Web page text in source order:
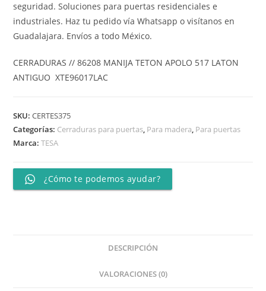
seguridad. Soluciones para puertas residenciales e
industriales. Haz tu pedido vía Whatsapp o visítanos en
Guadalajara. Envíos a todo México.
CERRADURAS // 86208 MANIJA TETON APOLO 517 LATON
ANTIGUO XTE96017LAC
SKU:CERTES375
Categorías: Cerraduras para puertas, Para madera, Para puertas
Marca:TESA
¿Cómo te podemos ayudar?
DESCRIPCIÓN
VALORACIONES (0)